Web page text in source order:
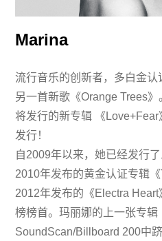
Marina
流行音乐的创新者，多白金
另一首新歌《Orange Trees
将发行的新专辑 《
发行！
自2009年以来，她已经发行
2010年发布的黄金认证专辑
2012年发布的《Electra
榜榜首。玛丽娜的上一张专辑
SoundScan/Billboard 200中